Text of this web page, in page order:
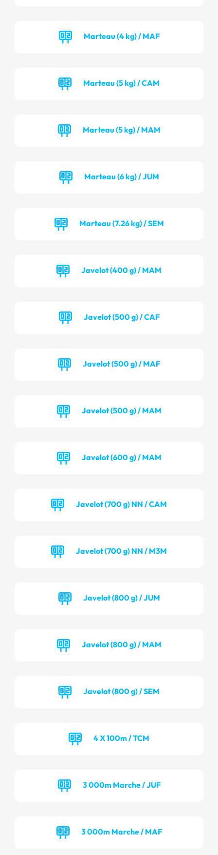
Marteau (4 kg) / MAF
Marteau (5 kg) / CAM
Marteau (5 kg) / MAM
Marteau (6 kg) / JUM
Marteau (7.26 kg) / SEM
Javelot (400 g) / MAM
Javelot (500 g) / CAF
Javelot (500 g) / MAF
Javelot (500 g) / MAM
Javelot (600 g) / MAM
Javelot (700 g) NN / CAM
Javelot (700 g) NN / M3M
Javelot (800 g) / JUM
Javelot (800 g) / MAM
Javelot (800 g) / SEM
4 X 100m / TCM
3 000m Marche / JUF
3 000m Marche / MAF